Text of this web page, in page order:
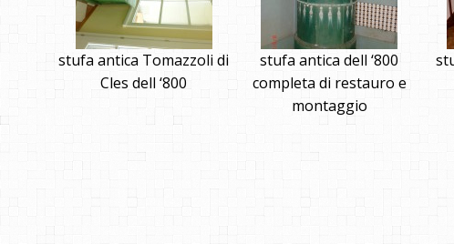
stufa antica Tomazzoli di
Cles dell ‘800
stufa antica dell ‘800
completa di restauro e
montaggio